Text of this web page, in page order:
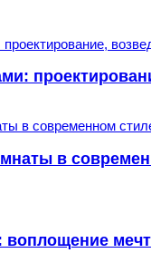
в
воплощение